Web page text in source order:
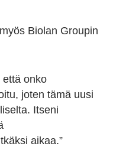
Biolan Groupin
että onko
joten tämä uusi
Itseni
aikaa.”